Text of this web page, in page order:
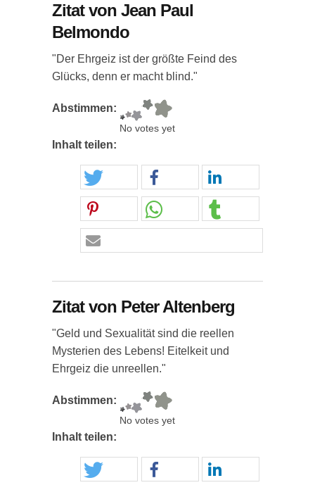
Zitat von Jean Paul
Belmondo
"Der Ehrgeiz ist der größte Feind des
Glücks, denn er macht blind."
Abstimmen:
No votes yet
Inhalt teilen:
Zitat von Peter Altenberg
"Geld und Sexualität sind die reellen
Mysterien des Lebens! Eitelkeit und
Ehrgeiz die unreellen."
Abstimmen:
No votes yet
Inhalt teilen: